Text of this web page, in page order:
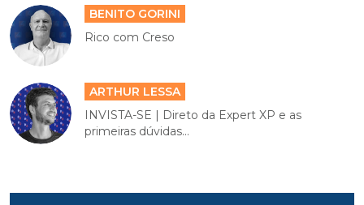
BENITO GORINI
Rico com Creso
ARTHUR LESSA
INVISTA-SE | Direto da Expert XP e as
primeiras dúvidas...